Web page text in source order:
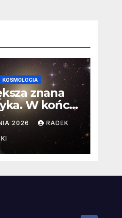
KOSMOLOGIA
znana
W końcu
jej
wymiary
2026 RADEK